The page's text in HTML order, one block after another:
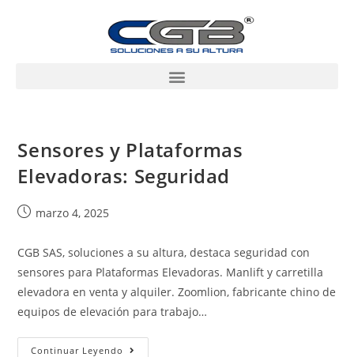
Sensores y Plataformas
Elevadoras: Seguridad
marzo 4, 2025
CGB SAS, soluciones a su altura, destaca seguridad con
sensores para Plataformas Elevadoras. Manlift y carretilla
elevadora en venta y alquiler. Zoomlion, fabricante chino de
equipos de elevación para trabajo…
Continuar Leyendo